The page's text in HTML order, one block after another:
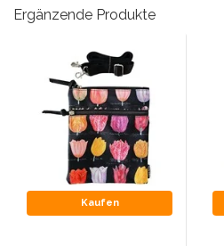
Ergänzende Produkte
Kaufen